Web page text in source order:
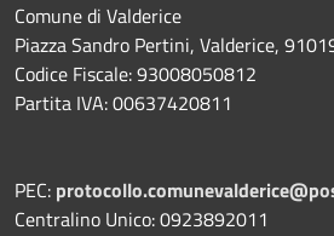
Comune di Valderice
Piazza Sandro Pertini, Valderice,
Codice Fiscale: 93008050812
Partita IVA: 00637420811
PEC:
Centralino Unico: 0923892011